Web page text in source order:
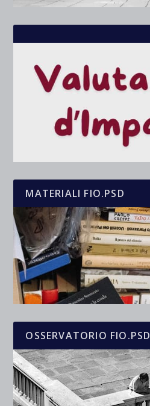
MATERIALI FIO.PSD
OSSERVATORIO FIO.PSD